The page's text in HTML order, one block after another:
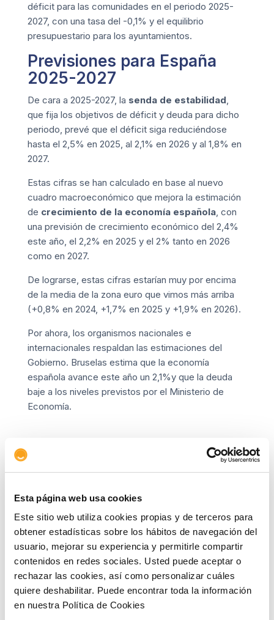
Esta página web usa cookies
Este sitio web utiliza cookies propias y de terceros para
obtener estadísticas sobre los hábitos de navegación del
usuario, mejorar su experiencia y permitirle compartir
contenidos en redes sociales. Usted puede aceptar o
rechazar las cookies, así como personalizar cuáles
quiere deshabilitar. Puede encontrar toda la información
en nuestra Política de Cookies
déficit para las comunidades en el periodo 2025-
2027, con una tasa del -0,1% y el equilibrio
presupuestario para los ayuntamientos.
Previsiones para España
2025-2027
De cara a 2025-2027, la senda de estabilidad,
que fija los objetivos de déficit y deuda para dicho
periodo, prevé que el déficit siga reduciéndose
hasta el 2,5% en 2025, al 2,1% en 2026 y al 1,8% en
2027.
Estas cifras se han calculado en base al nuevo
cuadro macroeconómico que mejora la estimación
de crecimiento de la economía española, con
una previsión de crecimiento económico del 2,4%
este año, el 2,2% en 2025 y el 2% tanto en 2026
como en 2027.
De lograrse, estas cifras estarían muy por encima
de la media de la zona euro que vimos más arriba
(+0,8% en 2024, +1,7% en 2025 y +1,9% en 2026).
Por ahora, los organismos nacionales e
internacionales respaldan las estimaciones del
Gobierno. Bruselas estima que la economía
española avance este año un 2,1%y que la deuda
baje a los niveles previstos por el Ministerio de
Economía.
Artículos relacionados